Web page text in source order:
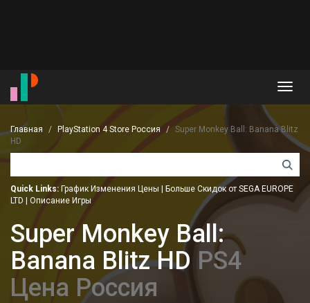
Главная PlayStation 4 Store Россия
Super Monkey Ball: Banana Blitz
HD
Quick Links: График Изменения Цены
Больше Скидок от SEGA EUROPE
LTD
Описание Игры
Super Monkey Ball:
Banana Blitz HD PS4
Цена Россия